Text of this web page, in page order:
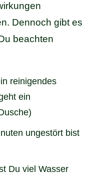
Dennoch gibt es
beachten
reinigendes
ein
ungestört bist
Du viel Wasser